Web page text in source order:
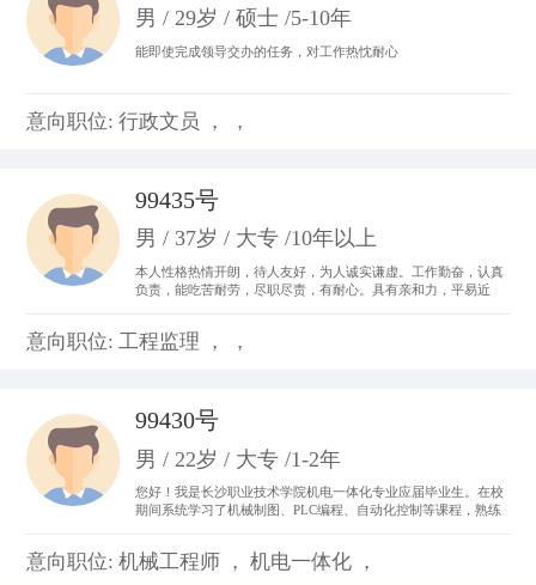
男 / 29岁 / 硕士 /5-10年
能即使完成领导交办的任务，对工作热忱耐心
意向职位: 行政文员 ， ，
99435号
男 / 37岁 / 大专 /10年以上
本人性格热情开朗，待人友好，为人诚实谦虚。工作勤奋，认真
负责，能吃苦耐劳，尽职尽责，有耐心。具有亲和力，平易近
的精神，并从工作中体会到乐趣，尽心尽力。
意向职位: 工程监理 ， ，
99430号
男 / 22岁 / 大专 /1-2年
您好！我是长沙职业技术学院机电一体化专业应届毕业生。在校
期间系统学习了机械制图、PLC编程、自动化控制等课程，熟练
验。我善于团队协作，动手能力强，对工业自动化领域充满热情
意向职位: 机械工程师 ， 机电一体化 ，